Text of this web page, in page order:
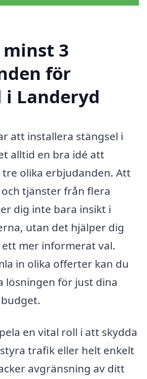
3
för
i Landeryd
att installera stängsel i
alltid en bra idé att
olika erbjudanden. Att
tjänster från flera
dig inte bara insikt i
utan det hjälper dig
mer informerat val.
in olika offerter kan du
lösningen för just dina
en vital roll i att skydda
trafik eller helt enkelt
avgränsning av ditt